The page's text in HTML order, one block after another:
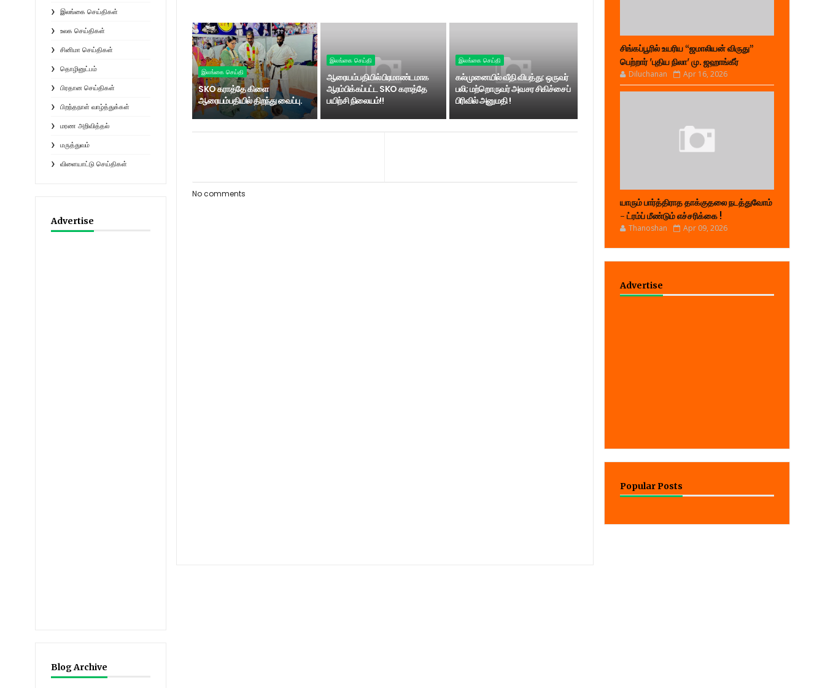
இலங்கை செய்திகள்
உலக செய்திகள்
சினிமா செய்திகள்
தொழினுட்பம்
பிரதான செய்திகள்
பிறந்தநாள் வாழ்த்துக்கள்
மரண அறிவித்தல்
மருத்துவம்
விளையாட்டு செய்திகள்
Advertise
Blog Archive
இலங்கை செய்தி
SKO கராத்தே கிளை
ஆரையம்பதியில் திறந்து வைப்பு.
இலங்கை செய்தி
ஆரையம்பதியில் பிரமாண்டமாக
ஆரம்பிக்கப்பட்ட SKO கராத்தே
பயிற்சி நிலையம்!!
இலங்கை செய்தி
கல்முனையில் வீதி விபத்து: ஒருவர்
பலி; மற்றொருவர் அவசர சிகிச்சைப்
பிரிவில் அனுமதி !
No comments
சிங்கப்பூரில் உயரிய “ஜமாலியன் விருது”
பெற்றார் 'புதிய நிலா' மு. ஜஹாங்கீர்
Diluchanan Apr 16, 2026
யாரும் பார்த்திராத தாக்குதலை நடத்துவோம்
- ட்ரம்ப் மீண்டும் எச்சரிக்கை !
Thanoshan Apr 09, 2026
Advertise
Popular Posts